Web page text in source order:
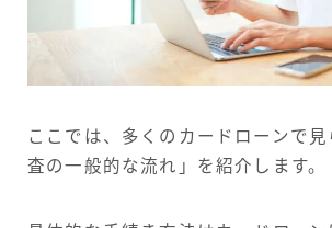
ここでは、多くのカードローンで
査の一般的な流れ」を紹介します。